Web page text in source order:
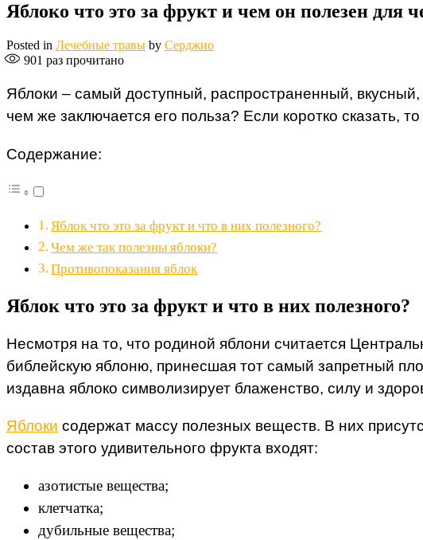
Яблоко что это за фрукт и чем он полезен для
Posted in Лечебные травы by Серджио
901 раз прочитано
Яблоки – самый доступный, распространенный,
чем же заключается его польза? Если коротко сказать,
Содержание:
Яблок что это за фрукт и что в них полезного?
Чем же так полезны яблоки?
Противопоказания яблок
Яблок что это за фрукт и что в них полезного?
Несмотря на то, что родиной яблони считается
библейскую яблоню, принесшая тот самый запретный
издавна яблоко символизирует блаженство, силу и
Яблоки содержат массу полезных веществ. В них
состав этого удивительного фрукта входят:
азотистые вещества;
клетчатка;
дубильные вещества;